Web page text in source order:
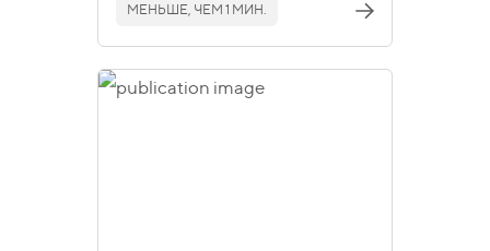
МЕНЬШЕ, ЧЕМ 1 МИН.